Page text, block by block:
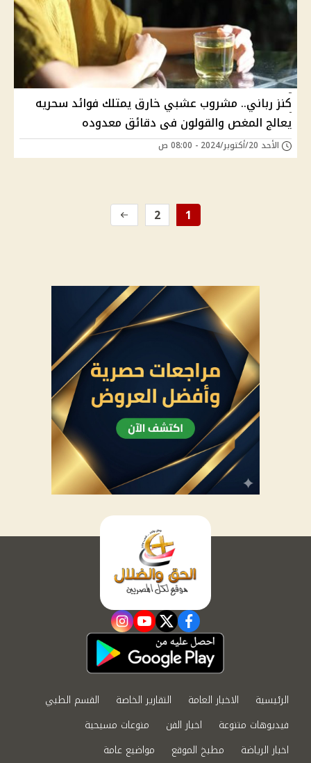
كنز رباني.. مشروب عشبي خارق يمتلك فوائد سحريه
يعالج المغص والقولون فى دقائق معدوده
الأحد 20/أكتوبر/2024 - 08:00 ص
1
2
facebook
twitter
youtube
instagram
الرئيسية الاخبار العامة التقارير الخاصة
القسم الطبي
فيديوهات متنوعة
اخبار الفن
منوعات مسيحية
اخبار الرياضة
مطبخ الموقع مواضيع عامة